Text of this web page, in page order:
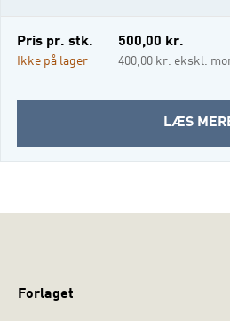
Pris pr. stk.
Ikke på lager
500,00 kr.
400,00 kr. ekskl.
LÆS
Forlaget